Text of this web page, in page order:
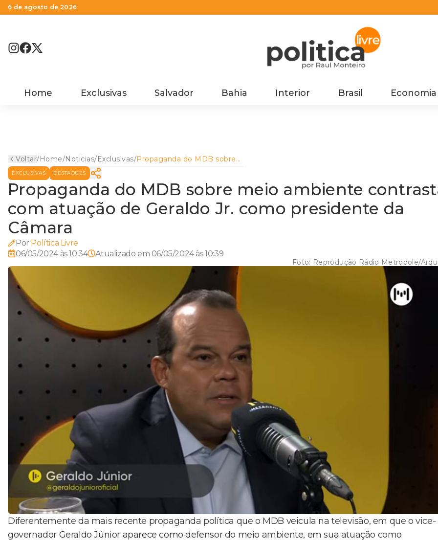
6 de agosto de 2026
Home Exclusivas Salvador Bahia Interior Brasil Economia
Voltar/Home/Noticias/Exclusivas/Propaganda do MDB sobre
meio ambiente contrasta
como presidente da Câmara
EXCLUSIVAS DESTAQUES
Propaganda do MDB sobre meio ambiente
com atuação de Geraldo Jr. como presidente da
Câmara
Por Política Livre
06/05/2024 às 10:34
Atualizado em 06/05/2024 às 10:39
Foto: Reprodução Rádio Metrópole/
Diferentemente da mais recente propaganda política que o MDB veicula na televisão, em que o vice-
governador Geraldo Júnior aparece como defensor do meio ambiente, em sua atuação como